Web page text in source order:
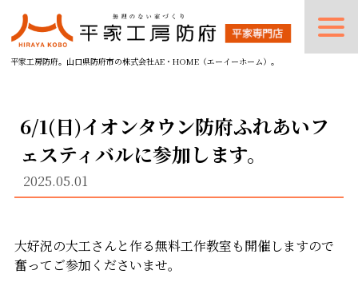
平家工房防府。山口県防府市の株式会社AE・HOME（エーイーホーム）。
6/1(日)イオンタウン防府ふれあいフ
ェスティバルに参加します。
2025.05.01
大好況の大工さんと作る無料工作教室も開催しますので
奮ってご参加くださいませ。